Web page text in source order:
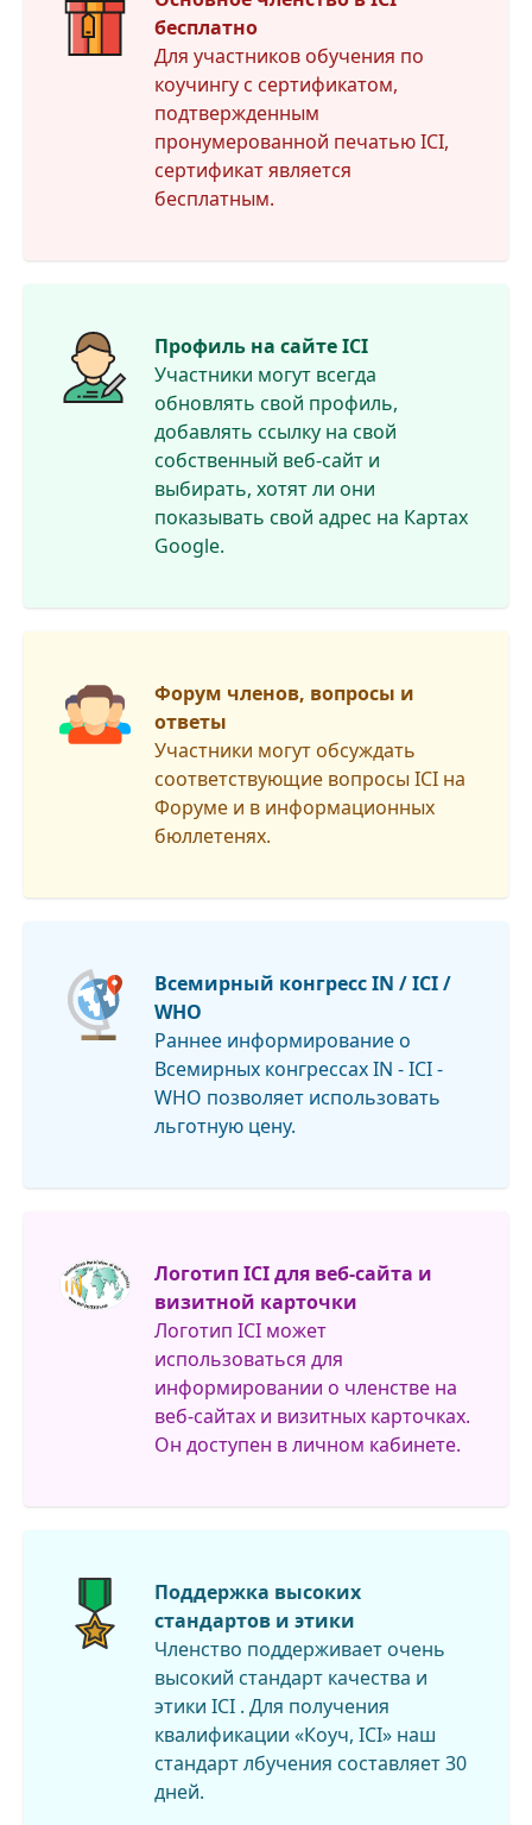
бесплатно
Для участников обучения по
коучингу с сертификатом,
подтвержденным
пронумерованной печатью ICI,
сертификат является
бесплатным.
Профиль на сайте ICI
Участники могут всегда
обновлять свой профиль,
добавлять ссылку на свой
собственный веб-сайт и
выбирать, хотят ли они
показывать свой адрес на Картах
Google.
Форум членов, вопросы и
ответы
Участники могут обсуждать
соответствующие вопросы ICI на
Форуме и в информационных
бюллетенях.
Всемирный конгресс IN / ICI /
WHO
Раннее информирование о
Всемирных конгрессах IN - ICI -
WHO позволяет использовать
льготную цену.
Логотип ICI для веб-сайта и
визитной карточки
Логотип ICI может
использоваться для
информировании о членстве на
веб-сайтах и ​​визитных карточках.
Он доступен в личном кабинете.
Поддержка высоких
стандартов и этики
Членство поддерживает очень
высокий стандарт качества и
этики ICI . Для получения
квалификации «Коуч, ICI» наш
стандарт лбучения составляет 30
дней.